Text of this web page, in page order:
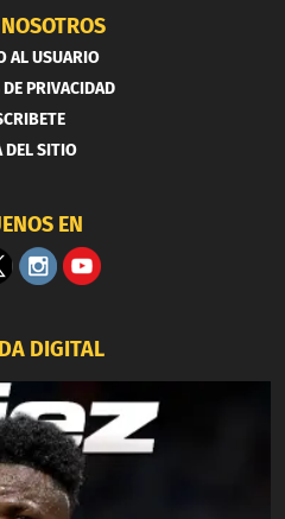
AL USUARIO
PRIVACIDAD
DEL SITIO
EN
DIGITAL